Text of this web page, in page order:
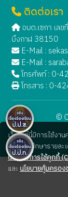
ติดต่อเรา
อบต.เซกา เล
บึงกาฬ 38150
E-Mail :
E-Mail :
โทรศัพท์ : 0-
โทรสาร : 0-
©
เว็บไซต์นี้มีการใช้งา
สามารถศึกษารายละ
นโยบายการใช้คุกกี้
และนโยบายคุ้มครอ